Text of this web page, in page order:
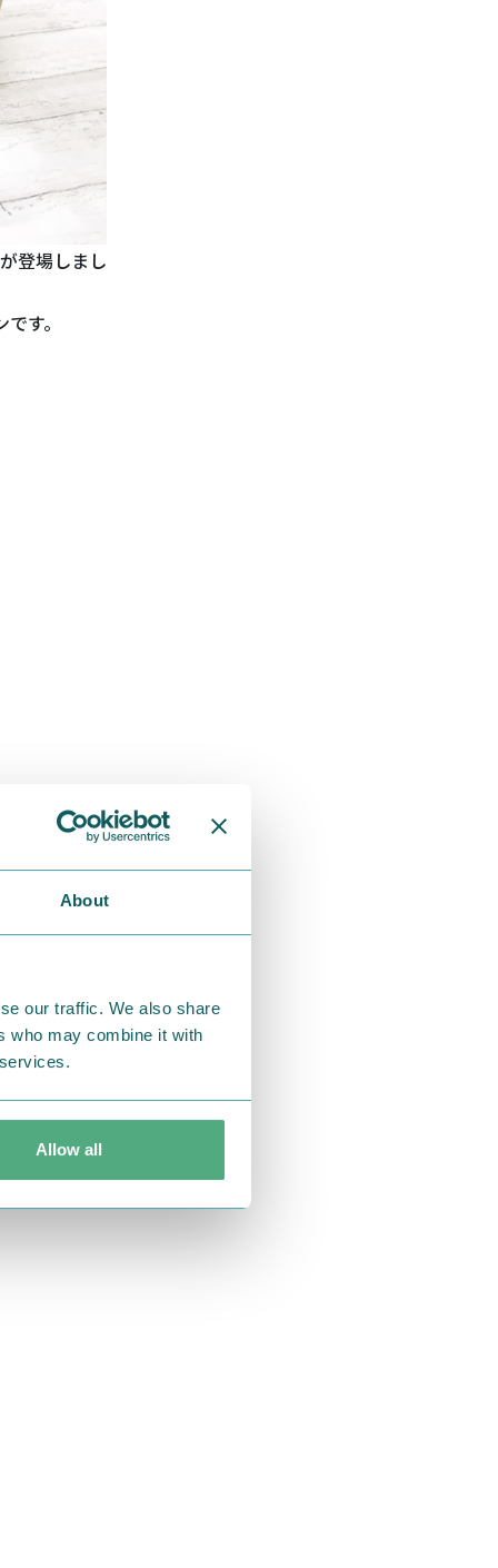
About
our traffic. We also share
who may combine it with
Allow all
登場しまし
す。